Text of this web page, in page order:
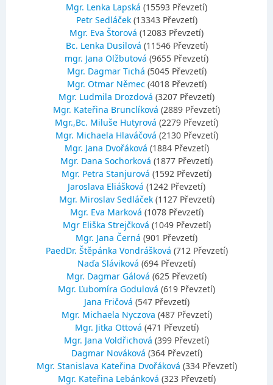
Mgr. Lenka Lapská (15593 Převzetí)
Petr Sedláček (13343 Převzetí)
Mgr. Eva Štorová (12083 Převzetí)
Bc. Lenka Dusilová (11546 Převzetí)
mgr. Jana Olžbutová (9655 Převzetí)
Mgr. Dagmar Tichá (5045 Převzetí)
Mgr. Otmar Němec (4018 Převzetí)
Mgr. Ludmila Drozdová (3207 Převzetí)
Mgr. Kateřina Brunclíková (2889 Převzetí)
Mgr.,Bc. Miluše Hutyrová (2279 Převzetí)
Mgr. Michaela Hlaváčová (2130 Převzetí)
Mgr. Jana Dvořáková (1884 Převzetí)
Mgr. Dana Sochorková (1877 Převzetí)
Mgr. Petra Stanjurová (1592 Převzetí)
Jaroslava Eliášková (1242 Převzetí)
Mgr. Miroslav Sedláček (1127 Převzetí)
Mgr. Eva Marková (1078 Převzetí)
Mgr Eliška Strejčková (1049 Převzetí)
Mgr. Jana Černá (901 Převzetí)
PaedDr. Štěpánka Vondrášková (712 Převzetí)
Naďa Sláviková (694 Převzetí)
Mgr. Dagmar Gálová (625 Převzetí)
Mgr. Ľubomíra Godulová (619 Převzetí)
Jana Fričová (547 Převzetí)
Mgr. Michaela Nyczova (487 Převzetí)
Mgr. Jitka Ottová (471 Převzetí)
Mgr. Jana Voldřichová (399 Převzetí)
Dagmar Nováková (364 Převzetí)
Mgr. Stanislava Kateřina Dvořáková (334 Převzetí)
Mgr. Kateřina Lebánková (323 Převzetí)